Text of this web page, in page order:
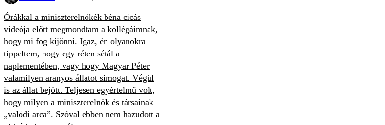
Órákkal a miniszterelnökék béna cicás
videója előtt megmondtam a kollégáimnak,
hogy mi fog kijönni. Igaz, én olyanokra
tippeltem, hogy egy réten sétál a
naplementében, vagy hogy Magyar Péter
valamilyen aranyos állatot simogat. Végül
is az állat bejött. Teljesen egyértelmű volt,
hogy milyen a miniszterelnök és társainak
„valódi arca”. Szóval ebben nem hazudott a